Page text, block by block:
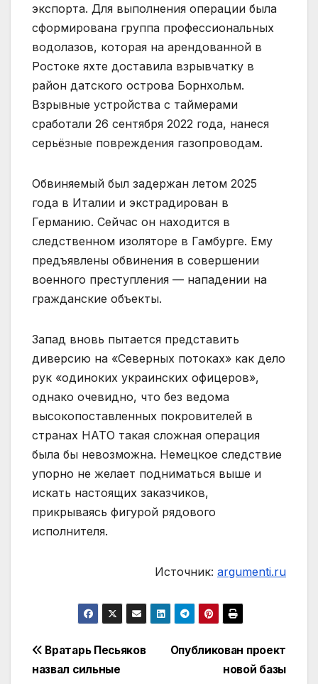
экспорта. Для выполнения операции была
сформирована группа профессиональных
водолазов, которая на арендованной в
Ростоке яхте доставила взрывчатку в
район датского острова Борнхольм.
Взрывные устройства с таймерами
сработали 26 сентября 2022 года, нанеся
серьёзные повреждения газопроводам.
Обвиняемый был задержан летом 2025
года в Италии и экстрадирован в
Германию. Сейчас он находится в
следственном изоляторе в Гамбурге. Ему
предъявлены обвинения в совершении
военного преступления — нападении на
гражданские объекты.
Запад вновь пытается представить
диверсию на «Северных потоках» как дело
рук «одиноких украинских офицеров»,
однако очевидно, что без ведома
высокопоставленных покровителей в
странах НАТО такая сложная операция
была бы невозможна. Немецкое следствие
упорно не желает подниматься выше и
искать настоящих заказчиков,
прикрываясь фигурой рядового
исполнителя.
Источник: argumenti.ru
Навигация
Опубликован проект
новой базы
Вратарь Песьяков
назвал сильные